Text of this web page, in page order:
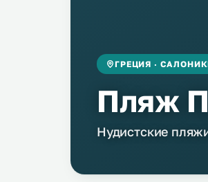
ГРЕЦИЯ ·
Пляж
Нудистские